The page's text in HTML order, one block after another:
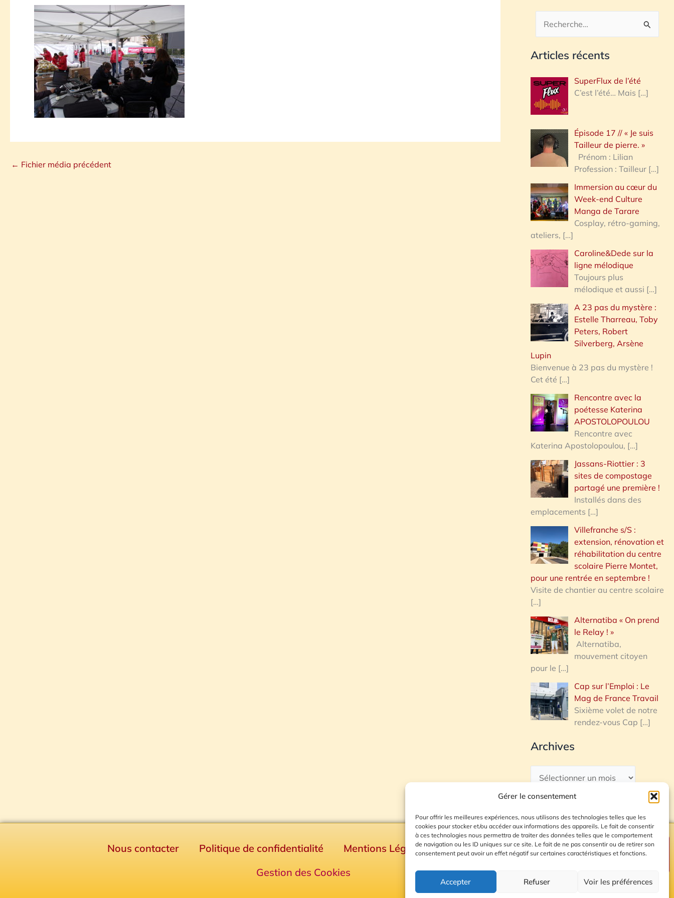
Gérer le consentement
Pour offrir les meilleures expériences, nous utilisons des technologies telles que les
cookies pour stocker et/ou accéder aux informations des appareils. Le fait de consentir
à ces technologies nous permettra de traiter des données telles que le comportement
de navigation ou les ID uniques sur ce site. Le fait de ne pas consentir ou de retirer son
consentement peut avoir un effet négatif sur certaines caractéristiques et fonctions.
Accepter Refuser Voir les préférences
← Fichier média précédent
c
h
r
h
e
:
Articles récents
SuperFlux de l’été
C’est l’été… Mais […]
Épisode 17 // « Je suis
Tailleur de pierre. »
Prénom : Lilian
Profession : Tailleur […]
Immersion au cœur du
Week-end Culture
Manga de Tarare
Cosplay, rétro-gaming,
ateliers, […]
Caroline&Dede sur la
ligne mélodique
Toujours plus
mélodique et aussi […]
A 23 pas du mystère :
Estelle Tharreau, Toby
Peters, Robert
Silverberg, Arsène
Lupin
Bienvenue à 23 pas du mystère !
Cet été […]
Rencontre avec la
poétesse Katerina
APOSTOLOPOULOU
Rencontre avec
Katerina Apostolopoulou, […]
Jassans-Riottier : 3
sites de compostage
partagé une première !
Installés dans des
emplacements […]
Villefranche s/S :
extension, rénovation et
réhabilitation du centre
scolaire Pierre Montet,
pour une rentrée en septembre !
Visite de chantier au centre scolaire
[…]
Alternatiba « On prend
le Relay ! »
Alternatiba,
mouvement citoyen
pour le […]
Cap sur l’Emploi : Le
Mag de France Travail
Sixième volet de notre
rendez-vous Cap […]
Archives
Nous contacter Politique de confidentialité Mentions Légales
Plan du site
Gestion des Cookies